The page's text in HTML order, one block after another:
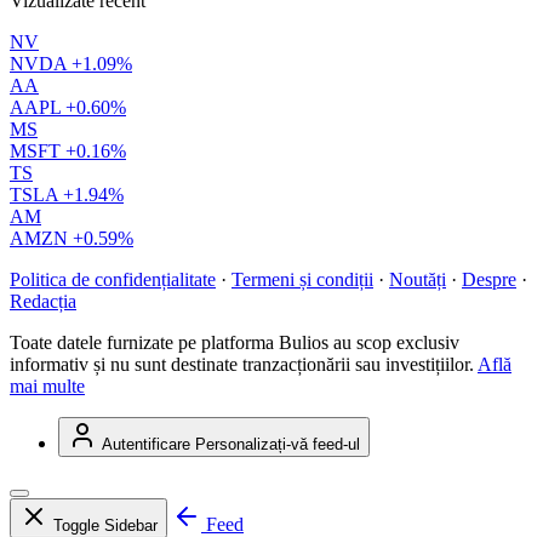
NV
NVDA +1.09%
AA
AAPL +0.60%
MS
MSFT +0.16%
TS
TSLA +1.94%
AM
AMZN +0.59%
Politica de confidențialitate · Termeni și condiții · Noutăți · Despre ·
Redacția
Toate datele furnizate pe platforma Bulios au scop exclusiv
informativ și nu sunt destinate tranzacționării sau investițiilor. Află
mai multe
Autentificare Personalizați-vă feed-ul
Toggle Sidebar
Feed